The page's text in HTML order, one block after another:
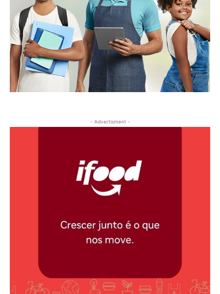
- Advertisment -